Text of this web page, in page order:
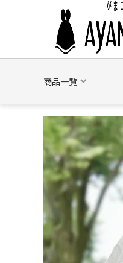
商品一覧
バッグ 財布